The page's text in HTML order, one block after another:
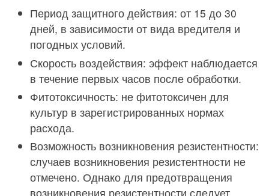
Период защитного действия: от 15 до 30
дней, в зависимости от вида вредителя и
погодных условий.
Скорость воздействия: эффект наблюдается
в течение первых часов после обработки.
Фитотоксичность: не фитотоксичен для
культур в зарегистрированных нормах
расхода.
Возможность возникновения резистентности:
случаев возникновения резистентности не
отмечено. Однако для предотвращения
возникновения резистентности следует